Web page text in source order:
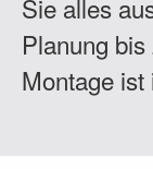
Sie alles
Planung
Montage